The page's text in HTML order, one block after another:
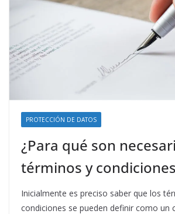
PROTECCIÓN DE DATOS
¿Para qué son
términos y
Inicialmente es preciso saber que los
condiciones se pueden definir como un